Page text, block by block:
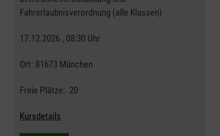
Fahrerlaubnisverordnung (alle Klassen)
17.12.2026 , 08:30 Uhr
Ort: 81673 München
Freie Plätze: 20
Kursdetails